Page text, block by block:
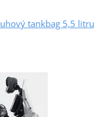
tankbag 5,5 litru